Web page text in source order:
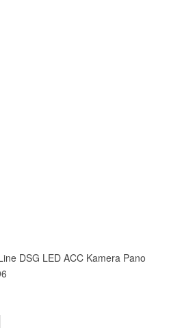
DSG LED ACC Kamera Pano